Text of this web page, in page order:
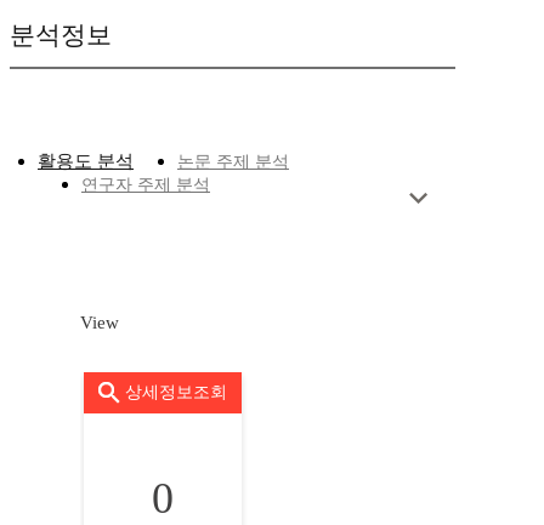
분석정보
활용도 분석
논문 주제 분석
연구자 주제 분석
View
상세정보조회
0